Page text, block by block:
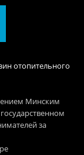
отопительного
Минским
за